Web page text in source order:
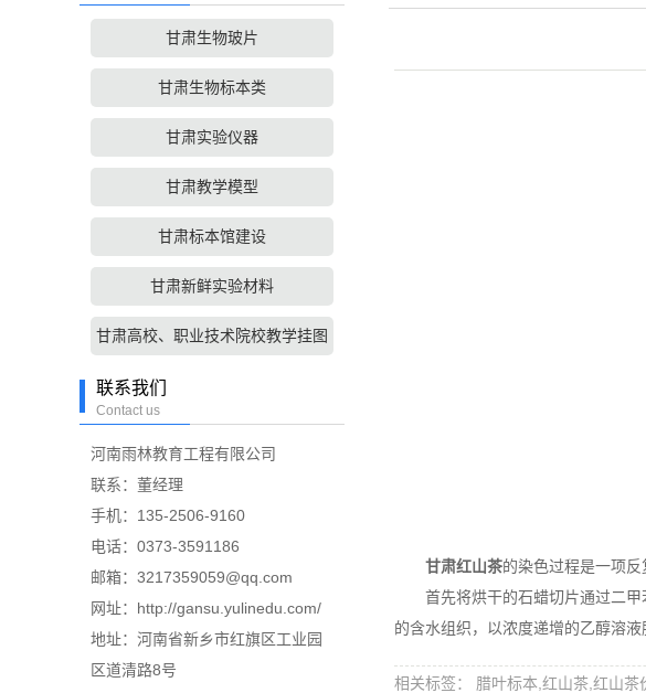
甘肃生物玻片
甘肃生物标本类
甘肃实验仪器
甘肃教学模型
甘肃标本馆建设
甘肃新鲜实验材料
甘肃高校、职业技术院校教学挂图
联系我们
Contact us
河南雨林教育工程有限公司
联系：董经理
手机：135-2506-9160
电话：0373-3591186
邮箱：3217359059@qq.com
网址：http://gansu.yulinedu.com/
地址：河南省新乡市红旗区工业园
区道清路8号
甘肃红山茶的染色过程是一项反
首先将烘干的石蜡切片通过二甲
的含水组织，以浓度递增的乙醇溶
相关标签： 腊叶标本,红山茶,红山茶